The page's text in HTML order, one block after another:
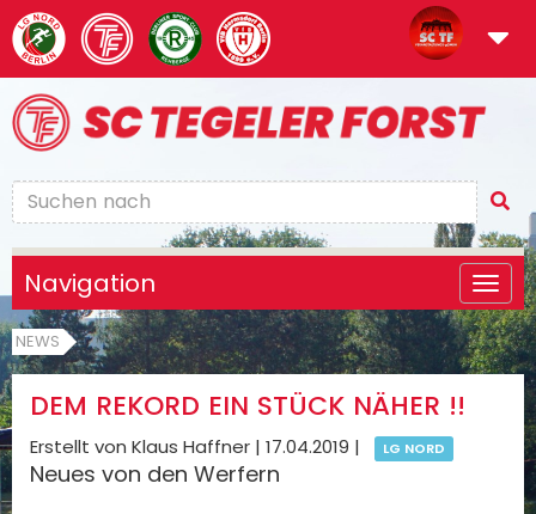
Navigation
NEWS
DEM REKORD EIN STÜCK NÄHER !!
Erstellt von Klaus Haffner | 17.04.2019 | LG NORD
Neues von den Werfern